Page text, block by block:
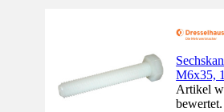
M6x35,
Artikel
bewertet.